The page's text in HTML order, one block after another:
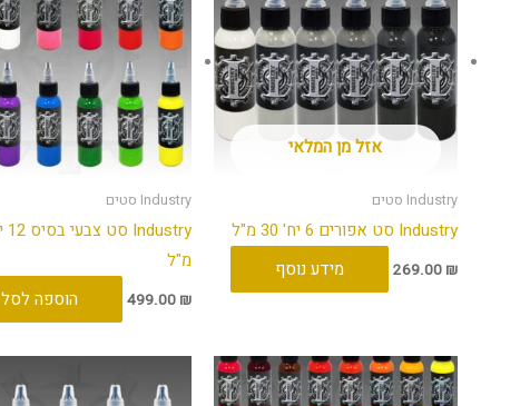
אזל מן המלאי
Industry סטים
Industry סט אפורים 6 יח' 30 מ"ל
269.00 ₪ מידע נוסף
Industry סטים
מ"ל
499.00 ₪ הוספה לסל